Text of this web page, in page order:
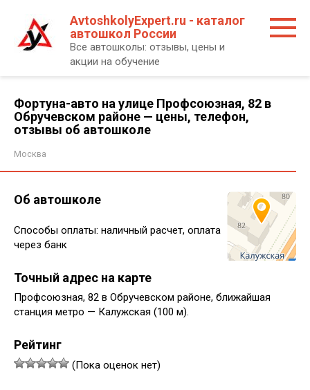
контенту
AvtoshkolyExpert.ru - каталог
автошкол России
Все автошколы: отзывы, цены и
акции на обучение
Фортуна-авто на улице Профсоюзная, 82 в
Обручевском районе — цены, телефон,
отзывы об автошколе
Москва
Об автошколе
Способы оплаты: наличный расчет, оплата
через банк
Точный адрес на карте
Профсоюзная, 82 в Обручевском районе, ближайшая
станция метро — Калужская (100 м).
Рейтинг
(Пока оценок нет)